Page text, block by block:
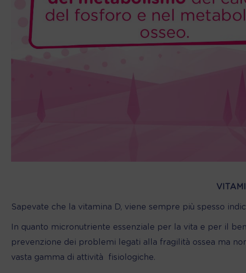
Sapevate che la vitamina D, viene sempre più spesso
In quanto micronutriente essenziale per la vita e per il
prevenzione dei problemi legati alla fragilità ossea ma
vasta gamma di attività
fisiologiche.